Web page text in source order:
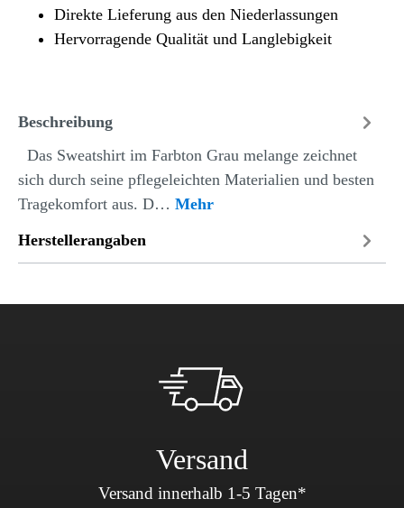
Direkte Lieferung aus den Niederlassungen
Hervorragende Qualität und Langlebigkeit
Beschreibung
Das Sweatshirt im Farbton Grau melange zeichnet
sich durch seine pflegeleichten Materialien und besten
Tragekomfort aus. D… Mehr
Herstellerangaben
Versand
Versand innerhalb 1-5 Tagen*